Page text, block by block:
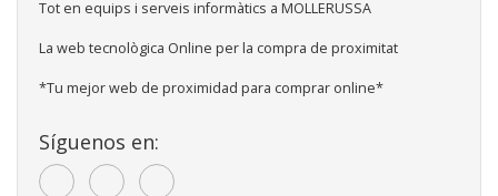
Tot en equips i serveis informàtics a MOLLERUSSA
La web tecnològica Online per la compra de proximitat
*Tu mejor web de proximidad para comprar online*
Síguenos en: